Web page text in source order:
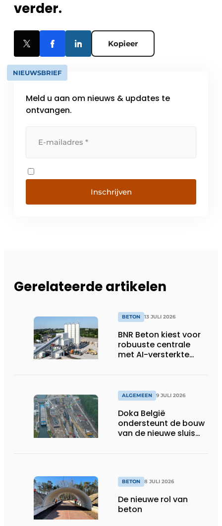
verder.
Kopieer
NIEUWSBRIEF
Meld u aan om nieuws & updates te
ontvangen.
Inschrijven
Gerelateerde artikelen
BETON 13 JULI 2026
BNR Beton kiest voor
robuuste centrale
met AI-versterkte
ALGEMEEN 9 JULI 2026
Doka België
ondersteunt de bouw
van de nieuwe sluis
BETON 8 JULI 2026
De nieuwe rol van
beton